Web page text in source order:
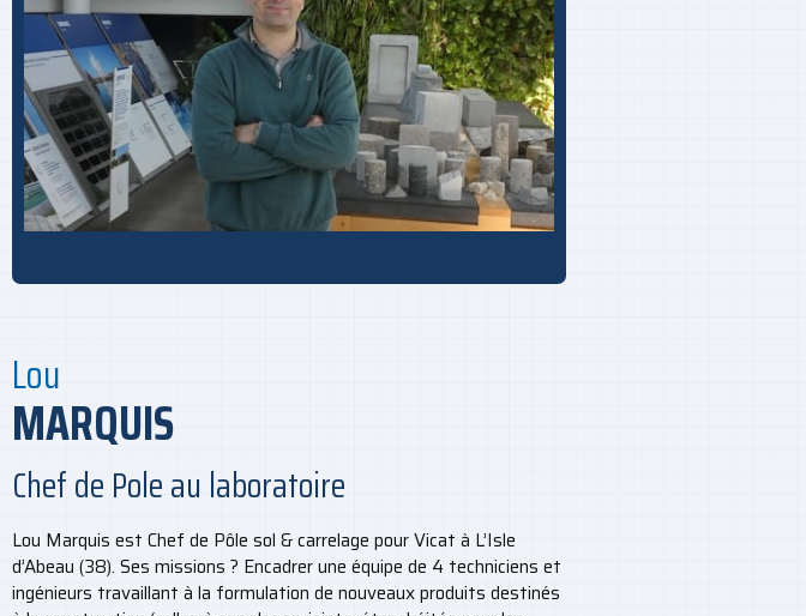
Lou
MARQUIS
Chef de Pole au laboratoire
Lou Marquis est Chef de Pôle sol & carrelage pour Vicat à L’Isle
d’Abeau (38). Ses missions ? Encadrer une équipe de 4 techniciens et
ingénieurs travaillant à la formulation de nouveaux produits destinés